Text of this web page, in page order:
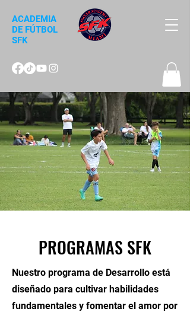
ACADEMIA
DE FÚTBOL
SFK
PROGRAMAS SFK
Nuestro programa de Desarrollo está
diseñado para cultivar habilidades
fundamentales y fomentar el amor por